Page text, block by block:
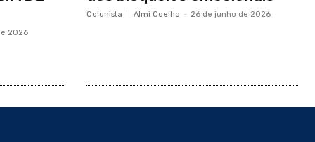
2026
Colunista Almi Coelho - 26 de junho de 2026